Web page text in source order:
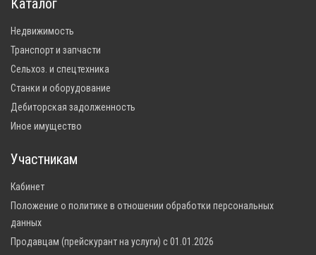
Каталог
Недвижимость
Транспорт и запчасти
Сельхоз. и спецтехника
Станки и оборудование
Дебиторская задолженность
Иное имущество
Участникам
Кабинет
Положение о политике в отношении обработки персональных
данных
Продавцам (прейскурант на услуги) с 01.01.2026